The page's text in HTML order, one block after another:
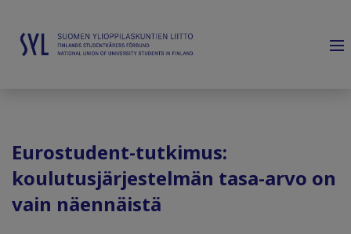
Eurostudent-tutkimus:
koulutusjärjestelmän tasa-arvo on
vain näennäistä